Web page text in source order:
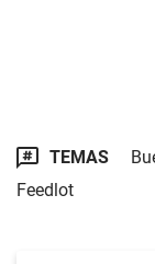
TEMAS
Feedlot